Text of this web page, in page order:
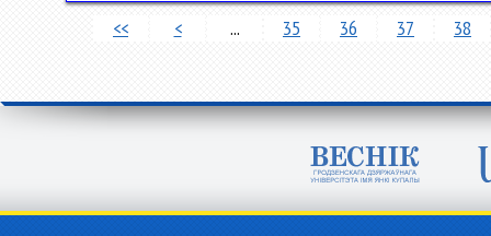
<< < ... 35 36 37 38